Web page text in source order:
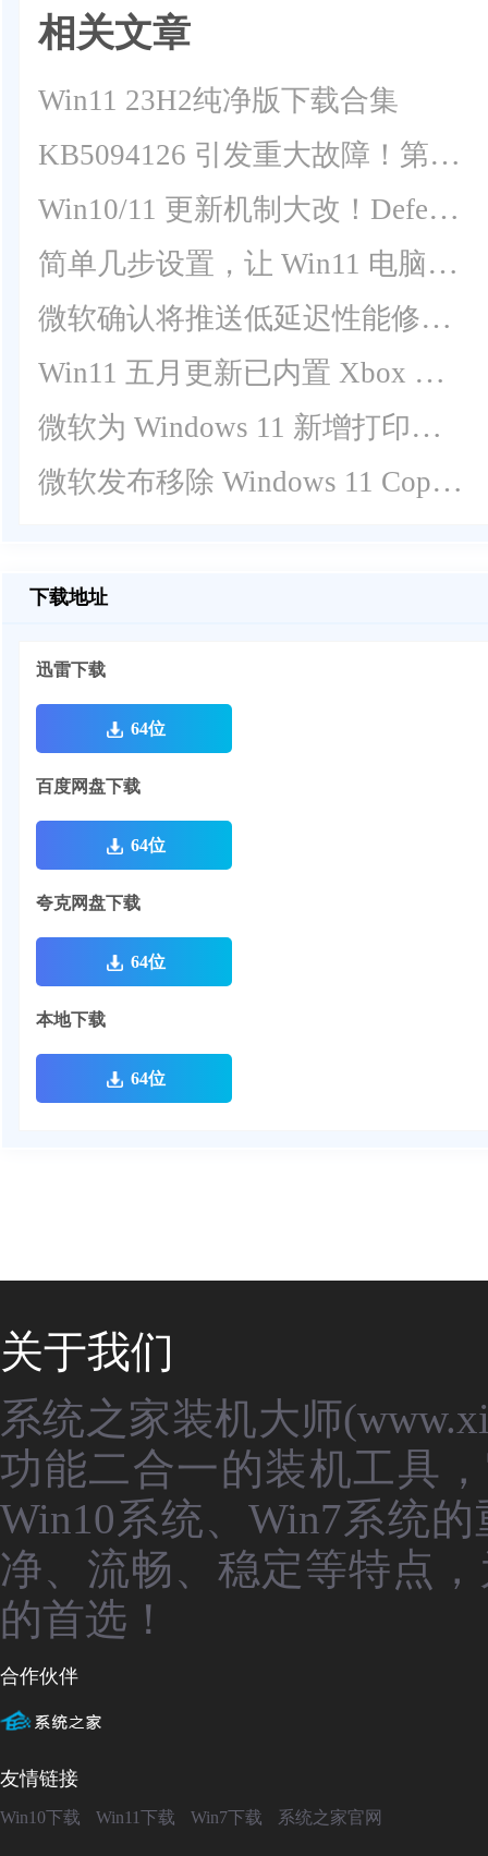
相关文章
Win11 23H2纯净版下载合集
KB5094126 引发重大故障！第三方软件集体无法调用 Office OLE 自动化
Win10/11 更新机制大改！Defender EDR 脱离月度补丁独立推送
简单几步设置，让 Win11 电脑运行更顺畅
微软确认将推送低延迟性能修复功能给全体用户！
Win11 五月更新已内置 Xbox 模式，并非安装即用
微软为 Windows 11 新增打印机兼容状态标识！
微软发布移除 Windows 11 Copilot 的官方组策略及条件！
下载地址
迅雷下载
64位
百度网盘下载
64位
夸克网盘下载
64位
本地下载
64位
关于我们
系统之家装机大师
功能二合一的装机工具
Win10系统、Win7系统
净、流畅、稳定等特点
的首选！
合作伙伴
友情链接
Win10下载 Win11下载 Win7下载 系统之家官网